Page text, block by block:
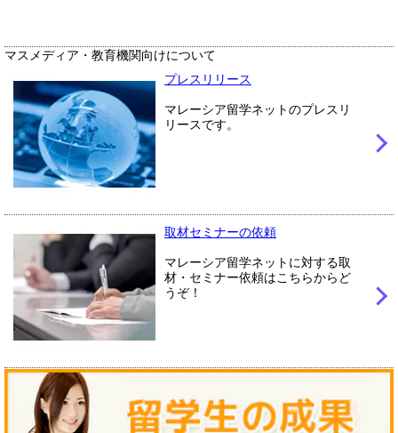
マスメディア・教育機関向けについて
プレスリリース
マレーシア留学ネットのプレスリ
リースです。
取材セミナーの依頼
マレーシア留学ネットに対する取
材・セミナー依頼はこちらからど
うぞ！